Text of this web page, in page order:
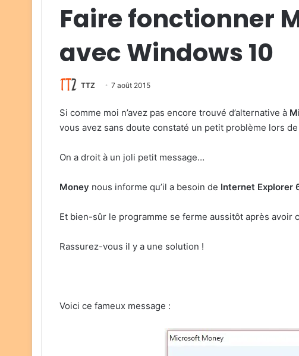
Faire fonctionner
avec Windows 10
TTZ 7 août 2015
Si comme moi n’avez pas encore trouvé d’alternative à
vous avez sans doute constaté un petit problème lors de
On a droit à un joli petit message…
Money nous informe qu’il a besoin de Internet Explorer
Et bien-sûr le programme se ferme aussitôt après avoir
Rassurez-vous il y a une solution !
Voici ce fameux message :